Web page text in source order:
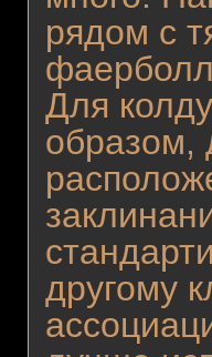
рядом с
Для
образом,
другому